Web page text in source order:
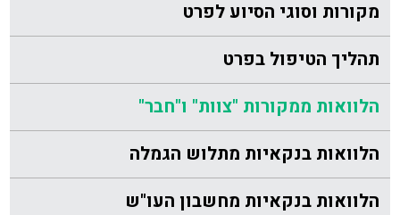
מקורות וסוגי הסיוע לפרט
תהליך הטיפול בפרט
הלוואות ממקורות "צוות" ו"חבר"
הלוואות בנקאיות מתלוש הגמלה
הלוואות בנקאיות מחשבון העו"ש